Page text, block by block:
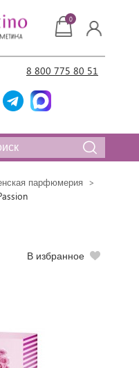
8 800 775 80 51
0
парфюмерия
В избранное